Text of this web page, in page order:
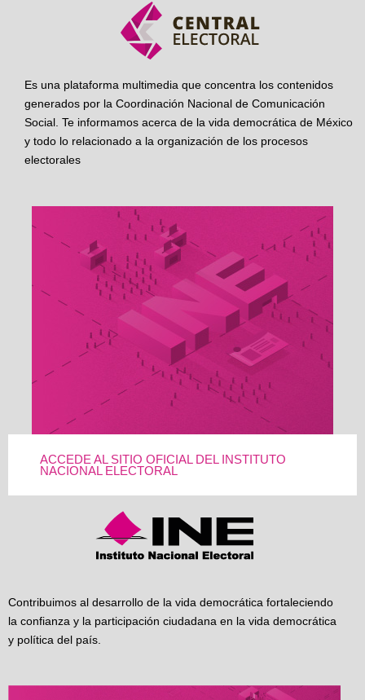
Es una plataforma multimedia que concentra los contenidos
generados por la Coordinación Nacional de Comunicación
Social. Te informamos acerca de la vida democrática de México
y todo lo relacionado a la organización de los procesos
electorales
ACCEDE AL SITIO OFICIAL DEL INSTITUTO
NACIONAL ELECTORAL
Contribuimos al desarrollo de la vida democrática fortaleciendo
la confianza y la participación ciudadana en la vida democrática
y política del país.